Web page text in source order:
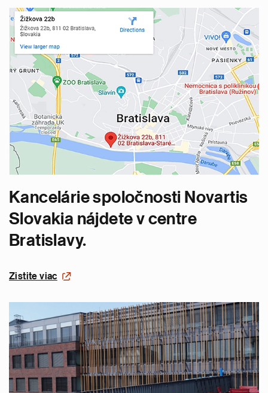
Kancelárie spoločnosti Novartis
Slovakia nájdete v centre
Bratislavy.
Zistite viac